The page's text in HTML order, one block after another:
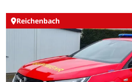
Reichenbach